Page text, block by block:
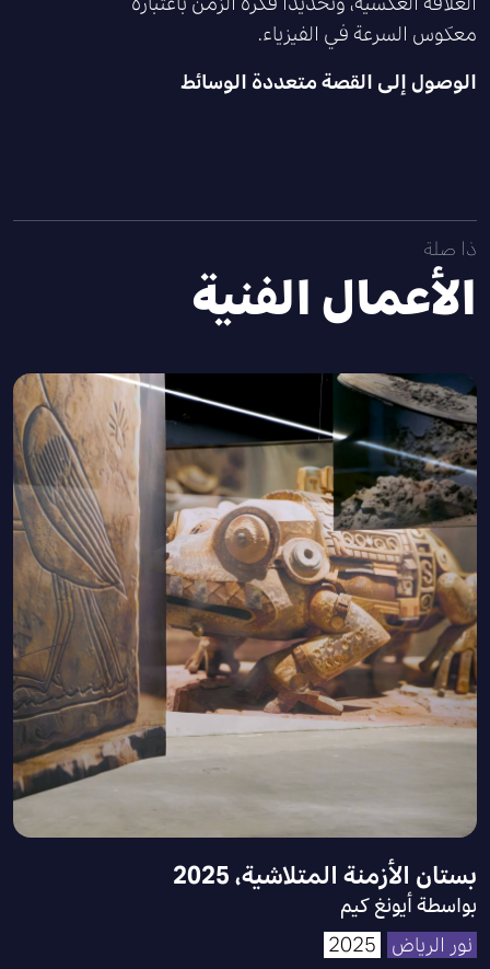
معكوس السرعة في الفيزياء.
الوصول إلى القصة متعددة الوسائط
ذا صلة
الأعمال الفنية
بستان الأزمنة المتلاشية، 2025
بواسطة أيونغ كيم
نور الرياض
2025